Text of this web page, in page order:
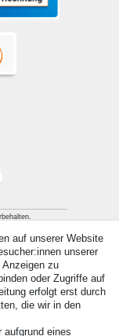
auf unserer Website
unserer
zu
oder Zugriffe auf
erfolgt erst durch
die wir in den
aufgrund eines